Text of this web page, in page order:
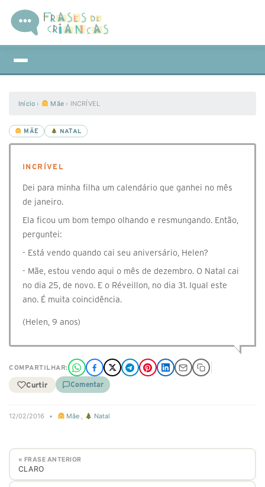
Início › Mãe › INCRÍVEL
MÃE NATAL
INCRÍVEL
Dei para minha filha um calendário que ganhei no mês
de janeiro.
Ela ficou um bom tempo olhando e resmungando. Então,
perguntei:
- Está vendo quando cai seu aniversário, Helen?
- Mãe, estou vendo aqui o mês de dezembro. O Natal cai
no dia 25, de novo. E o Réveillon, no dia 31. Igual este
ano. É muita coincidência.
(Helen, 9 anos)
COMPARTILHAR:
Curtir Comentar
12/02/2016 • Mãe , Natal
« FRASE ANTERIOR
CLARO